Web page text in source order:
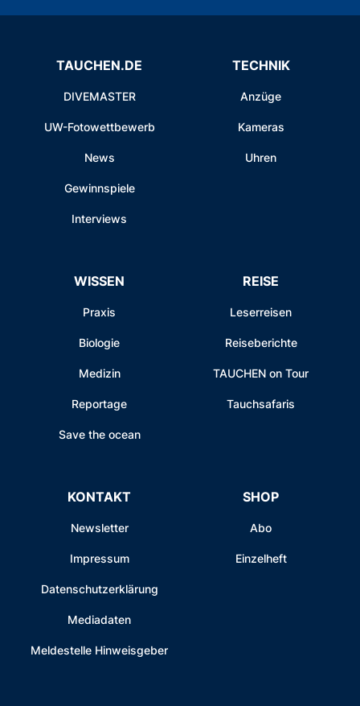
TAUCHEN.DE
DIVEMASTER
UW-Fotowettbewerb
News
Gewinnspiele
Interviews
TECHNIK
Anzüge
Kameras
Uhren
WISSEN
Praxis
Biologie
Medizin
Reportage
Save the ocean
REISE
Leserreisen
Reiseberichte
TAUCHEN on Tour
Tauchsafaris
KONTAKT
Newsletter
Impressum
Datenschutzerklärung
Mediadaten
Meldestelle Hinweisgeber
SHOP
Abo
Einzelheft